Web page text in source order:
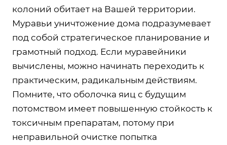
колоний обитает на Вашей территории.
Муравьи уничтожение дома подразумевает
под собой стратегическое планирование и
грамотный подход. Если муравейники
вычислены, можно начинать переходить к
практическим, радикальным действиям.
Помните, что оболочка яиц с будущим
потомством имеет повышенную стойкость к
токсичным препаратам, потому при
неправильной очистке попытка